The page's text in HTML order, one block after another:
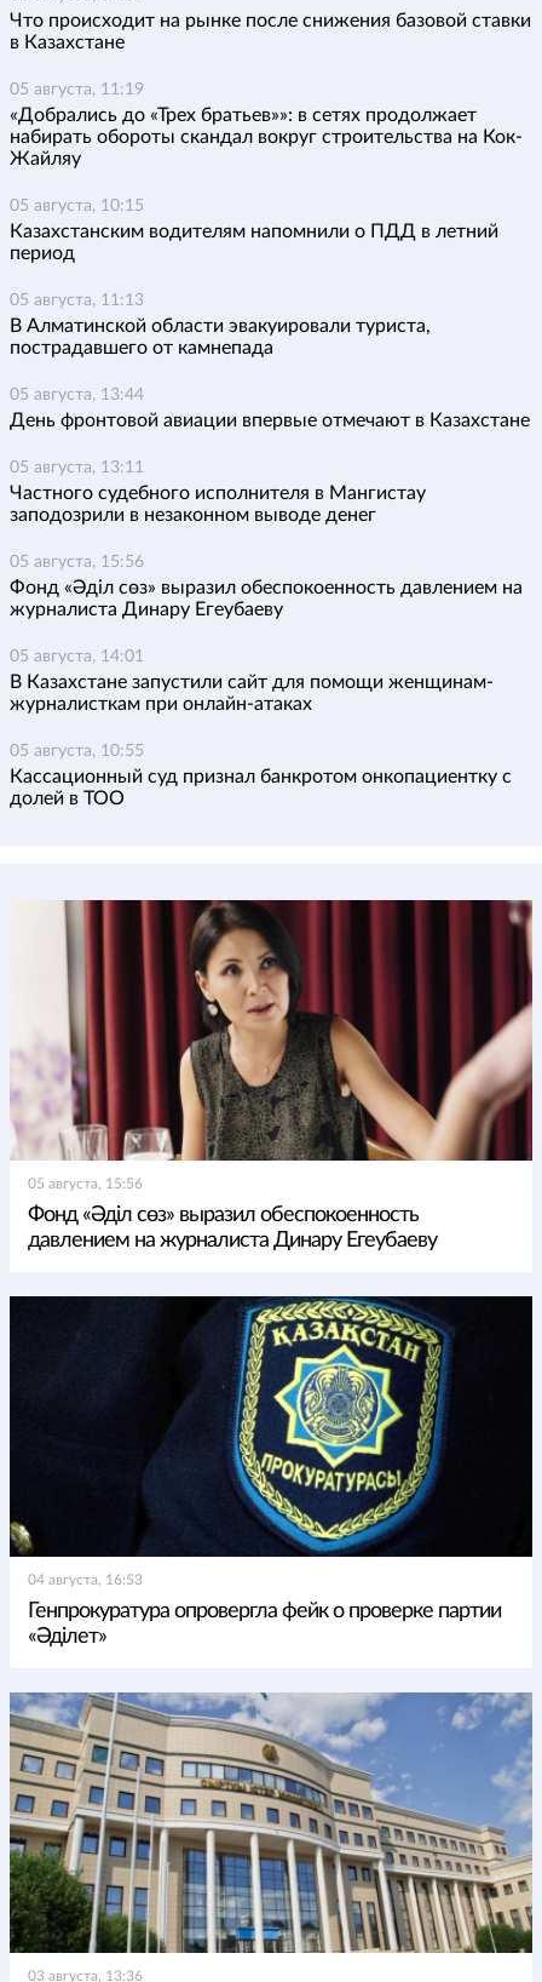
Что происходит на рынке после снижения базовой ставки
в Казахстане
05 августа, 11:19
«Добрались до «Трех братьев»»: в сетях продолжает
набирать обороты скандал вокруг строительства на Кок-
Жайляу
05 августа, 10:15
Казахстанским водителям напомнили о ПДД в летний
период
05 августа, 11:13
В Алматинской области эвакуировали туриста,
пострадавшего от камнепада
05 августа, 13:44
День фронтовой авиации впервые отмечают в Казахстане
05 августа, 13:11
Частного судебного исполнителя в Мангистау
заподозрили в незаконном выводе денег
05 августа, 15:56
Фонд «Әділ сөз» выразил обеспокоенность давлением на
журналиста Динару Егеубаеву
05 августа, 14:01
В Казахстане запустили сайт для помощи женщинам-
журналисткам при онлайн-атаках
05 августа, 10:55
Кассационный суд признал банкротом онкопациентку с
долей в ТОО
05 августа, 15:56
Фонд «Әділ сөз» выразил обеспокоенность
давлением на журналиста Динару Егеубаеву
04 августа, 16:53
Генпрокуратура опровергла фейк о проверке партии
«Әділет»
03 августа, 13:36